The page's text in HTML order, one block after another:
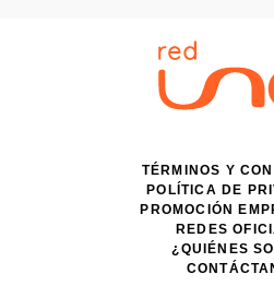
TÉRMINOS Y
POLÍTICA DE
PROMOCIÓN
REDES
¿QUIÉNES